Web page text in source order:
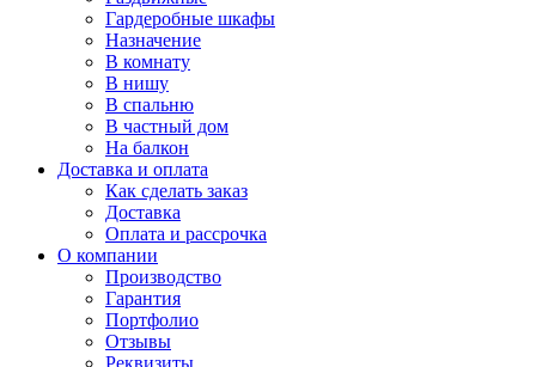
Гардеробные шкафы
Назначение
В комнату
В нишу
В спальню
В частный дом
На балкон
Доставка и оплата
Как сделать заказ
Доставка
Оплата и рассрочка
О компании
Производство
Гарантия
Портфолио
Отзывы
Реквизиты